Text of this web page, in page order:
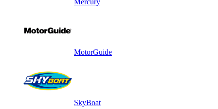
Mercury
MotorGuide
SkyBoat